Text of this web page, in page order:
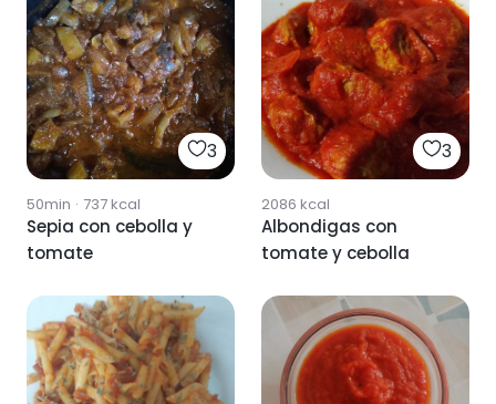
3
50min · 737kcal
Sepia con cebolla y
tomate
3
2086 kcal
Albondigas con
tomate y cebolla